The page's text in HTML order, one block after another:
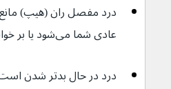
عادی شما می‌شود یا بر خواب شما تأثیر می‌گذارد.
درد در حال بدتر شدن است